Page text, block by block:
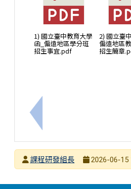
上一筆：「臺南市115年
1) 國立臺中教育大學
函_偏遠地區學分班
招生事宜.pdf
2) 國立臺
偏遠地區
招生簡章
發布者
課程研發組長
2026-06-15